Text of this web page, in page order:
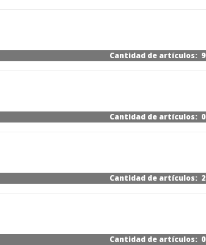
Cantidad de artículos: 9
Cantidad de artículos: 0
Cantidad de artículos: 2
Cantidad de artículos: 0